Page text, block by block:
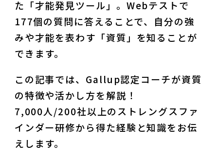
た「才能発見ツール」。Webテストで
177個の質問に答えることで、自分の強
みや才能を表わす「資質」を知ることが
できます。
この記事では、Gallup認定コーチが資質
の特徴や活かし方を解説！
7,000人/200社以上のストレングスファ
インダー研修から得た経験と知識をお伝
えします。